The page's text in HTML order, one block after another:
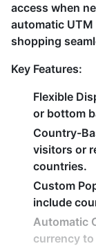
access when
automatic
shopping
Key Features:
Flexible
or bottom
Country-
visitors or
countries.
Custom
include
Automatic
currency to